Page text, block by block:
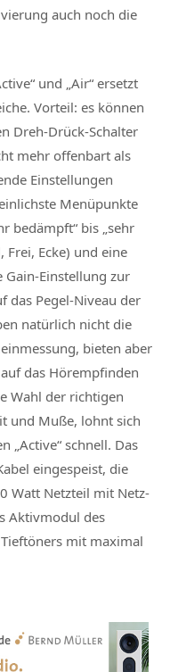
auch noch die
und „Air“ ersetzt
Vorteil: es können
Dreh-Drück-Schalter
mehr offenbart als
Einstellungen
Menüpunkte
bedämpft“ bis „sehr
Frei, Ecke) und eine
Gain-Einstellung zur
das Pegel-Niveau der
natürlich nicht die
bieten aber
das Hörempfinden
Wahl der richtigen
und Muße, lohnt sich
„Active“ schnell. Das
eingespeist, die
Watt Netzteil mit Netz-
Aktivmodul des
mit maximal